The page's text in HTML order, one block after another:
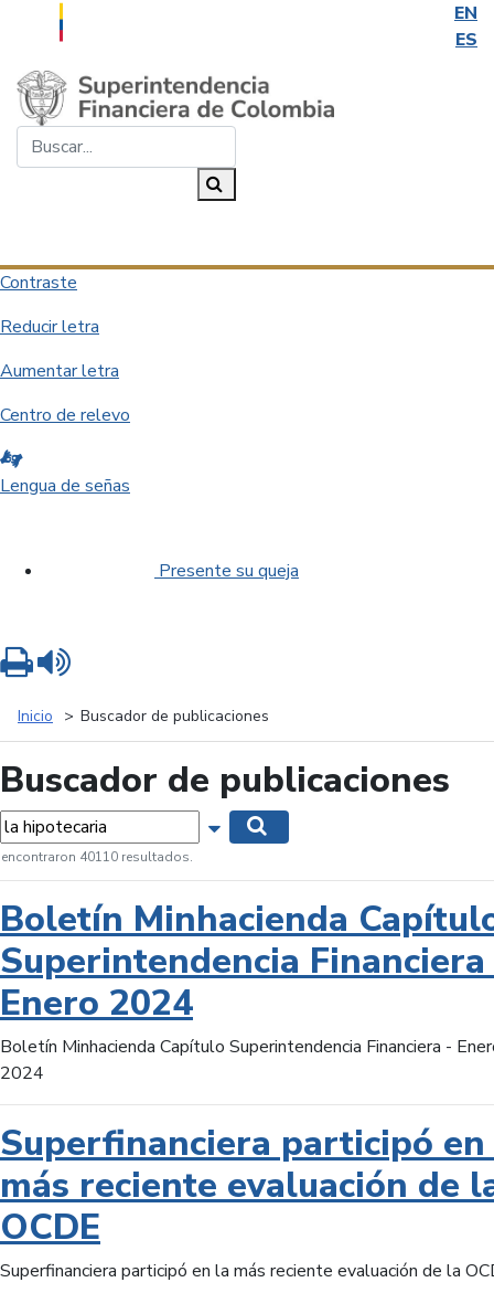
EN
ES
Saltar al contenido principal
Contraste
Reducir letra
Aumentar letra
Centro de relevo
Lengua de señas
Presente su queja
Inicio Buscador de publicaciones
Buscador de publicaciones
Mostrar opciones de búsqueda
encontraron 40110 resultados.
Boletín Minhacienda
Superintendencia
Enero 2024
Boletín Minhacienda Capítulo Superintendencia Financiera -
2024
Superfinanciera participó
más reciente evaluación de
OCDE
Superfinanciera participó en la más reciente evaluación de la
Imprimir